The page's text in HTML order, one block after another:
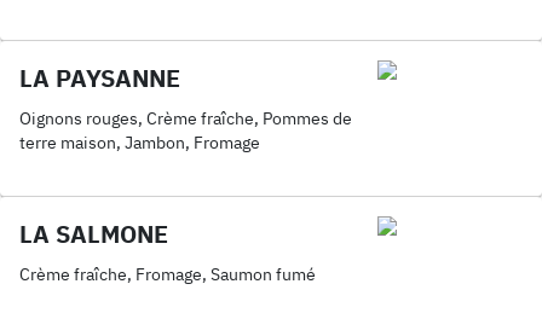
LA PAYSANNE
Oignons rouges, Crème fraîche, Pommes de
terre maison, Jambon, Fromage
LA SALMONE
Crème fraîche, Fromage, Saumon fumé